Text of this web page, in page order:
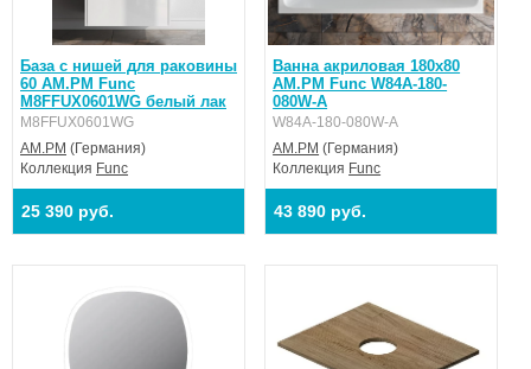
База с нишей для раковины
60 AM.PM Func
M8FFUX0601WG белый лак
M8FFUX0601WG
AM.PM (Германия)
Коллекция Func
25 390 руб.
Ванна акриловая 180x80
AM.PM Func W84A-180-
080W-A
W84A-180-080W-A
AM.PM (Германия)
Коллекция Func
43 890 руб.